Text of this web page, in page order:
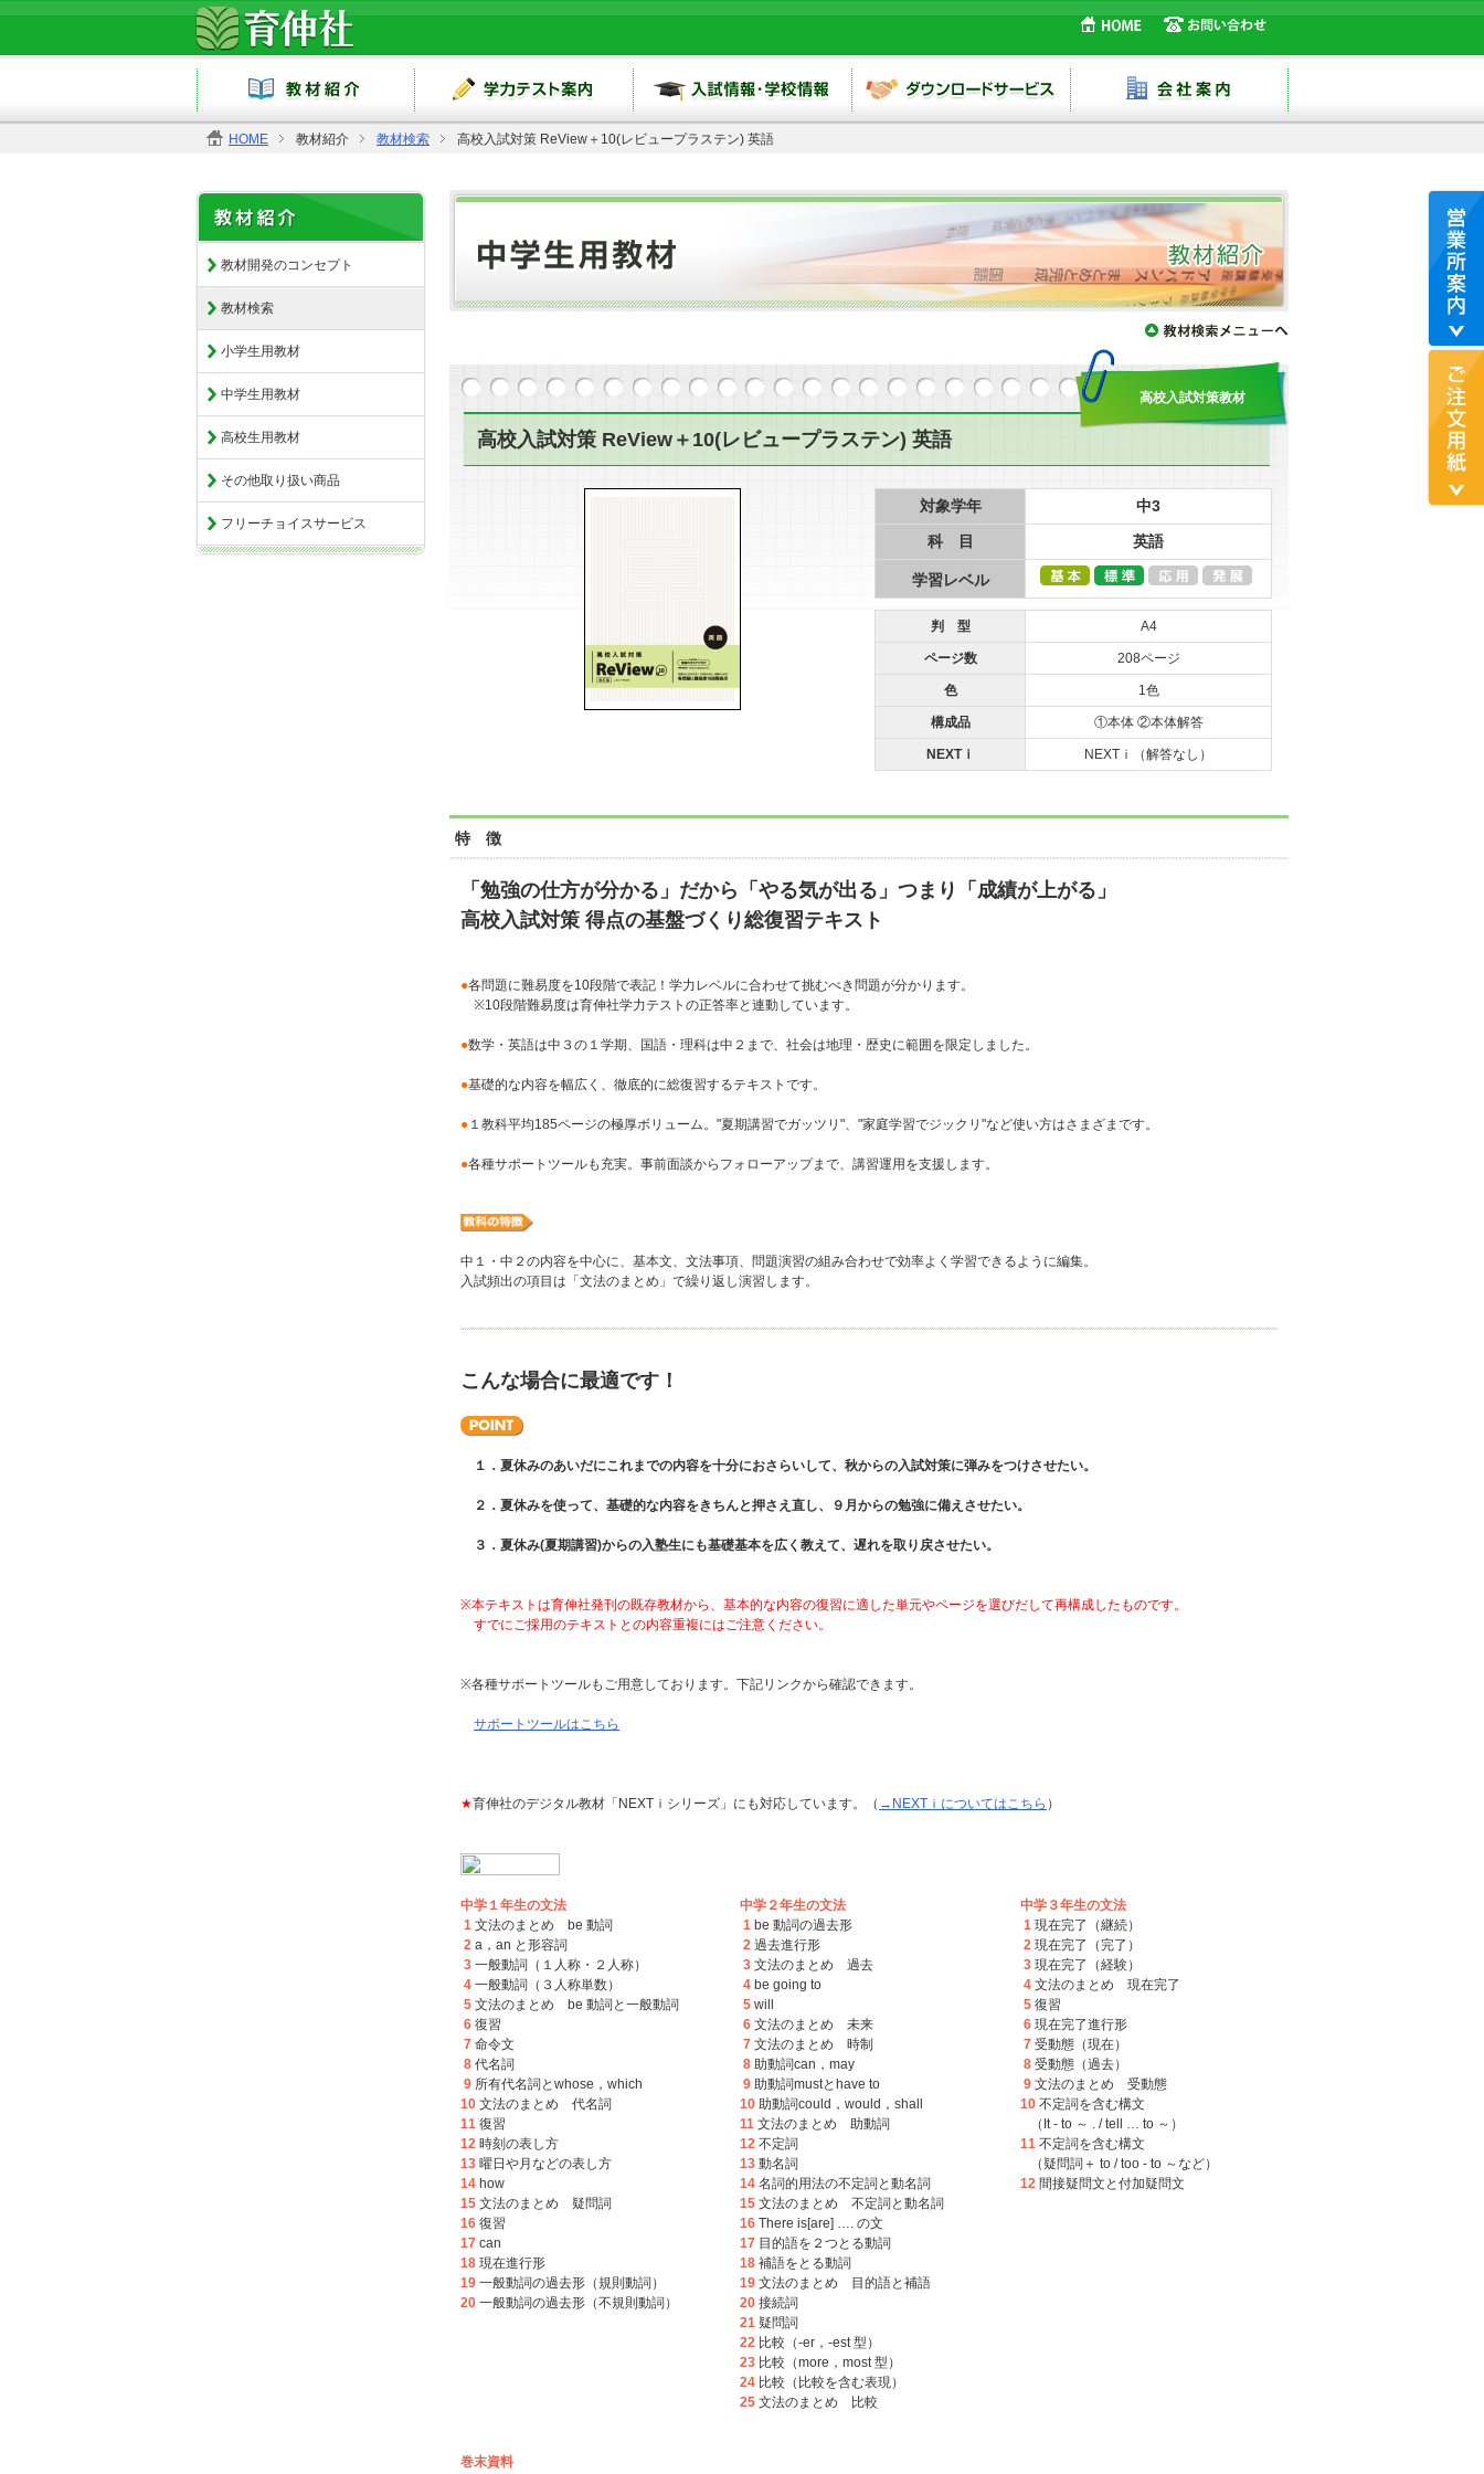
HOME 教材紹介 教材検索 高校入試対策 ReView＋10(レビュープラステン) 英語
教材開発のコンセプト
教材検索
小学生用教材
中学生用教材
高校生用教材
その他取り扱い商品
フリーチョイスサービス
高校入試対策教材
高校入試対策 ReView＋10(レビュープラステン) 英語
対象学年
中3
科 目
英語
学習レベル
判 型 A4
ページ数 208ページ
色 1色
構成品 ①本体 ②本体解答
NEXTｉ NEXTｉ（解答なし）
特 徴
「勉強の仕方が分かる」だから「やる気が出る」つまり「成績が上がる」
高校入試対策 得点の基盤づくり総復習テキスト
●各問題に難易度を10段階で表記！学力レベルに合わせて挑むべき問題が分かります。
※10段階難易度は育伸社学力テストの正答率と連動しています。
●数学・英語は中３の１学期、国語・理科は中２まで、社会は地理・歴史に範囲を限定しました。
●基礎的な内容を幅広く、徹底的に総復習するテキストです。
● １教科平均185ページの極厚ボリューム。"夏期講習でガッツリ"、"家庭学習でジックリ"など使い方はさまざまです。
●各種サポートツールも充実。事前面談からフォローアップまで、講習運用を支援します。
中１・中２の内容を中心に、基本文、文法事項、問題演習の組み合わせで効率よく学習できるように編集。
入試頻出の項目は「文法のまとめ」で繰り返し演習します。
こんな場合に最適です！
１．夏休みのあいだにこれまでの内容を十分におさらいして、秋からの入試対策に弾みをつけさせたい。
２．夏休みを使って、基礎的な内容をきちんと押さえ直し、９月からの勉強に備えさせたい。
３．夏休み(夏期講習)からの入塾生にも基礎基本を広く教えて、遅れを取り戻させたい。
※本テキストは育伸社発刊の既存教材から、基本的な内容の復習に適した単元やページを選びだして再構成したものです。
すでにご採用のテキストとの内容重複にはご注意ください。
※各種サポートツールもご用意しております。下記リンクから確認できます。
サポートツールはこちら
★育伸社のデジタル教材「NEXTｉシリーズ」にも対応しています。（ →NEXTｉについてはこちら ）
中学１年生の文法
1 文法のまとめ be 動詞
2 a，an と形容詞
3 一般動詞（１人称・２人称）
4 一般動詞（３人称単数）
5 文法のまとめ be 動詞と一般動詞
6 復習
7 命令文
8 代名詞
9 所有代名詞とwhose，which
10 文法のまとめ 代名詞
11 復習
12 時刻の表し方
13 曜日や月などの表し方
14 how
15 文法のまとめ 疑問詞
16 復習
17 can
18 現在進行形
19 一般動詞の過去形（規則動詞）
20 一般動詞の過去形（不規則動詞）
中学２年生の文法
1 be 動詞の過去形
2 過去進行形
3 文法のまとめ 過去
4 be going to
5 will
6 文法のまとめ 未来
7 文法のまとめ 時制
8 助動詞can，may
9 助動詞mustとhave to
10 助動詞could，would，shall
11 文法のまとめ 助動詞
12 不定詞
13 動名詞
14 名詞的用法の不定詞と動名詞
15 文法のまとめ 不定詞と動名詞
16 There is[are] …. の文
17 目的語を２つとる動詞
18 補語をとる動詞
19 文法のまとめ 目的語と補語
20 接続詞
21 疑問詞
22 比較（-er，-est 型）
23 比較（more，most 型）
24 比較（比較を含む表現）
25 文法のまとめ 比較
中学３年生の文法
1現在完了（継続）
2現在完了（完了）
3現在完了（経験）
4文法のまとめ 現在完了
5復習
6現在完了進行形
7受動態（現在）
8受動態（過去）
9文法のまとめ 受動態
10不定詞を含む構文
（It - to ～ . / tell … to ～）
11不定詞を含む構文
（疑問詞＋ to / too - to ～など）
12間接疑問文と付加疑問文
巻末資料